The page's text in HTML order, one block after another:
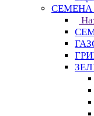
СЕМЕНА